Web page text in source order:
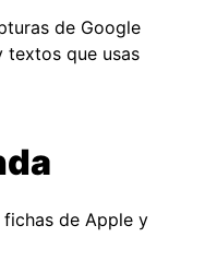
de Google
textos que usas
de Apple y